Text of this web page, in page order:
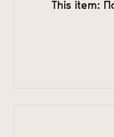
This item: